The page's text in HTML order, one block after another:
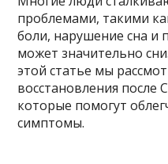
проблемами, такими
боли, нарушение сна и
может значительно
этой статье мы
восстановления после
которые помогут
симптомы.